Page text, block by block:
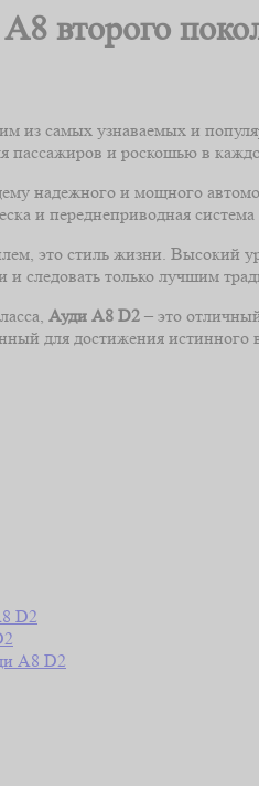
второго
из самых узнаваемых и
и роскошью в
надежного и мощного
и переднеприводная
это стиль жизни. Высокий
и следовать только лучшим
Ауди А8 D2 – это
для достижения
D2
А8 D2